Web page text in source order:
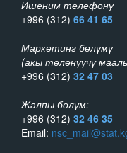
Ишеним телефону
+996 (312) 66 41 65
Маркетинг бөлүмү
(акы төлөнүүчү
+996 (312) 32 47 03
Жалпы бөлүм:
+996 (312) 32 46 35
Email: